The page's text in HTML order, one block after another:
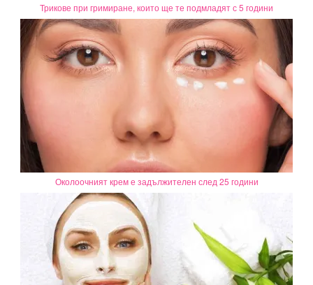
Трикове при гримиране, които ще те подмладят с 5 години
Околоочният крем е задължителен след 25 години